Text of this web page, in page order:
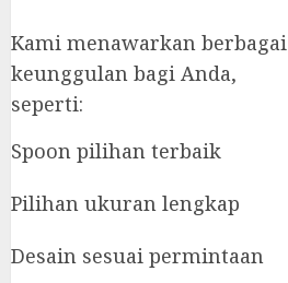
Kami menawarkan berbagai
keunggulan bagi Anda,
seperti:
Spoon pilihan terbaik
Pilihan ukuran lengkap
Desain sesuai permintaan